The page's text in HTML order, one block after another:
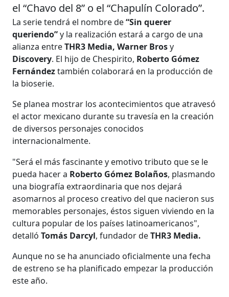
el “Chavo del 8” o el “Chapulín Colorado”.
La serie tendrá el nombre de“Sin querer
queriendo”y la realización estará a cargo de una
alianza entreTHR3 Media, Warner Brosy
Discovery. El hijo de Chespirito, Roberto Gómez
Fernándeztambién colaborará en la producción de
la bioserie.
Se planea mostrar los acontecimientos que atravesó
el actor mexicano durante su travesía en la creación
de diversos personajes conocidos
internacionalmente.
"Será el más fascinante y emotivo tributo que se le
pueda hacer a Roberto Gómez Bolaños, plasmando
una biografía extraordinaria que nos dejará
asomarnos al proceso creativo del que nacieron sus
memorables personajes, éstos siguen viviendo en la
cultura popular de los países latinoamericanos",
detallóTomás Darcyl, fundador deTHR3 Media.
Aunque no se ha anunciado oficialmente una fecha
de estreno se ha planificado empezar la producción
este año.